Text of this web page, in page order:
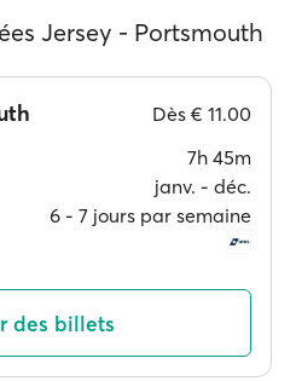
Jersey - Portsmouth
Dès € 11.00
7h 45m
janv. ‐ déc.
6 ‐ 7 jours par semaine
des billets